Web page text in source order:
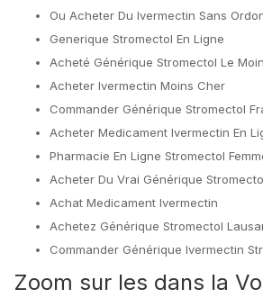
Ou Acheter Du Ivermectin Sans
Generique Stromectol En Ligne
Acheté Générique Stromectol Le
Acheter Ivermectin Moins Cher
Commander Générique Stromectol
Acheter Medicament Ivermectin En
Pharmacie En Ligne Stromectol
Acheter Du Vrai Générique
Achat Medicament Ivermectin
Achetez Générique Stromectol
Commander Générique Ivermectin
Zoom sur les dans la